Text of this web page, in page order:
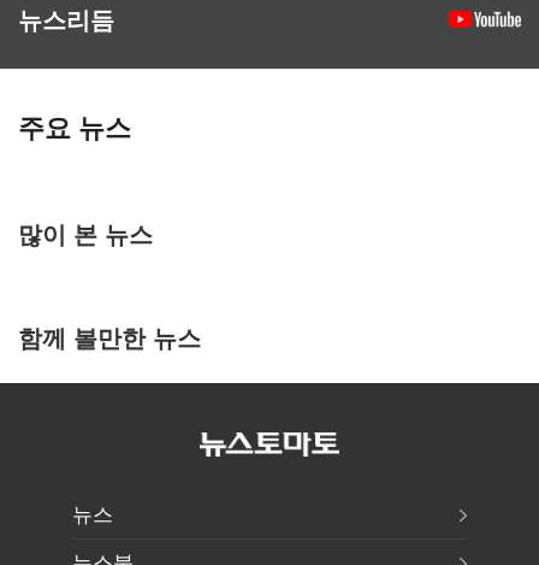
뉴스리듬
주요 뉴스
많이 본 뉴스
함께 볼만한 뉴스
뉴스